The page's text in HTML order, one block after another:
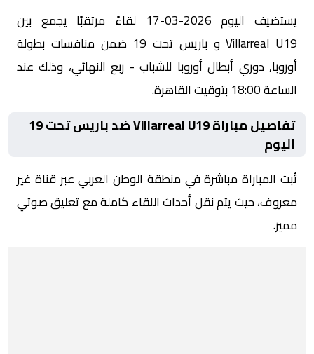
يستضيف اليوم 2026-03-17 لقاءً مرتقبًا يجمع بين
Villarreal U19 و باريس تحت 19 ضمن منافسات بطولة
أوروبا, دوري أبطال أوروبا للشباب - ربع النهائي، وذلك عند
الساعة 18:00 بتوقيت القاهرة.
تفاصيل مباراة Villarreal U19 ضد باريس تحت 19
اليوم
تُبث المباراة مباشرة في منطقة الوطن العربي عبر قناة غير
معروف، حيث يتم نقل أحداث اللقاء كاملة مع تعليق صوتي
مميز.